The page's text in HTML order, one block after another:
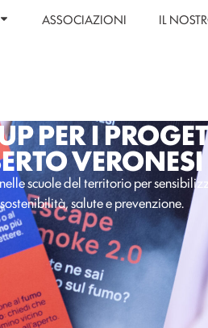
ASSOCIAZIONI IL
PER I
VERONESI
scuole del territorio per
salute e prevenzione.